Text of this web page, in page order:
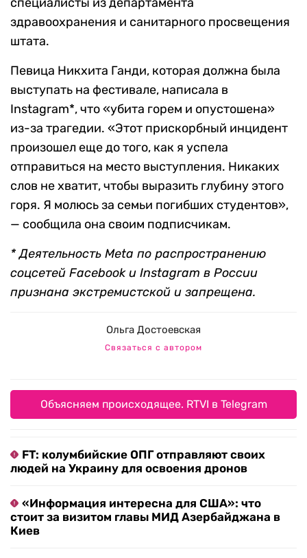
здравоохранения и санитарного просвещения
штата.
Певица Никхита Ганди, которая должна была
выступать на фестивале, написала в
Instagram*, что «убита горем и опустошена»
из-за трагедии. «Этот прискорбный инцидент
произошел еще до того, как я успела
отправиться на место выступления. Никаких
слов не хватит, чтобы выразить глубину этого
горя. Я молюсь за семьи погибших студентов»,
— сообщила она своим подписчикам.
* Деятельность Meta по распространению
соцсетей Facebook и Instagram в России
признана экстремистской и запрещена.
Ольга Достоевская
Связаться с автором
Объясняем происходящее. RTVI в Telegram
FT: колумбийские ОПГ отправляют своих
людей на Украину для освоения дронов
«Информация интересна для США»: что
стоит за визитом главы МИД Азербайджана в
Киев